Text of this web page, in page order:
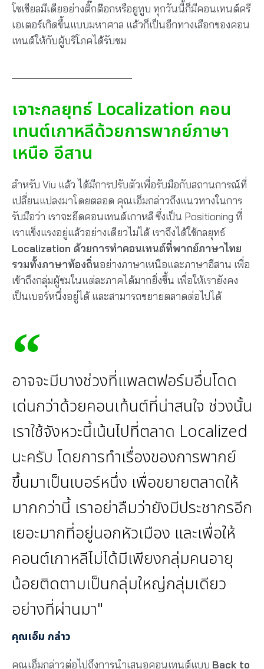
โซเชียลมีเดียอย่างติ๊กต๊อกหรือยูทูบ ทุกวันนี้ก็มีคอนเทนต์ครี
เอเตอร์เกิดขึ้นแบบมหาศาล แล้วก็เป็นอีกทางเลือกของคอน
เทนต์ให้กับผู้บริโภคได้รับชม
เจาะกลยุทธ์ Localization คอน
เทนต์เกาหลีด้วยการพากย์ภาษา
เหนือ อีสาน
สำหรับ Viu แล้ว ได้มีการปรับตัวเพื่อรับมือกับสถานการณ์ที่
เปลี่ยนแปลงมาโดยตลอด คุณเอ็มกล่าวถึงแนวทางในการ
รับมือว่า เราจะยึดคอนเทนต์เกาหลี ซึ่งเป็น Positioning ที่
เราแข็งแรงอยู่แล้วอย่างเดียวไม่ได้ เราจึงได้ใช้กลยุทธ์
Localization ด้วยการทำคอนเทนต์ที่พากย์ภาษาไทย
รวมทั้งภาษาท้องถิ่นอย่างภาษาเหนือและภาษาอีสาน เพื่อ
เข้าถึงกลุ่มผู้ชมในแต่ละภาคได้มากยิ่งขึ้น เพื่อให้เรายังคง
เป็นเบอร์หนึ่งอยู่ได้ และสามารถขยายตลาดต่อไปได้
อาจจะมีบางช่วงที่แพลตฟอร์มอื่นโดด
เด่นกว่าด้วยคอนเท้นต์ที่น่าสนใจ ช่วงนั้น
เราใช้จังหวะนี้เน้นไปที่ตลาด Localized
นะครับ โดยการทําเรื่องของการพากย์
ขึ้นมาเป็นเบอร์หนึ่ง เพื่อขยายตลาดให้
มากกว่านี้ เราอย่าลืมว่ายังมีประชากรอีก
เยอะมากที่อยู่นอกหัวเมือง และเพื่อให้
คอนต์เกาหลีไม่ได้มีเพียงกลุ่มคนอายุ
น้อยติดตามเป็นกลุ่มใหญ่กลุ่มเดียว
อย่างที่ผ่านมา"
คุณเอ็ม กล่าว
คุณเอ็มกล่าวต่อไปถึงการนำเสนอคอนเทนต์แบบ Back to